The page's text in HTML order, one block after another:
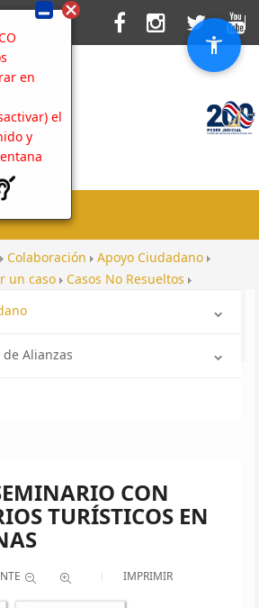
en
el
y
Colaboración
Apoyo Ciudadano
un caso
Casos No Resueltos
empresarios turísticos en
Alianzas
CON
TURÍSTICOS EN
IMPRIMIR